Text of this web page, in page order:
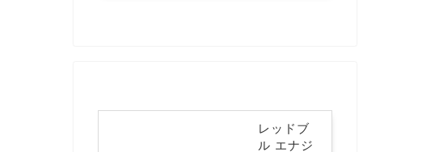
レッドブ
ル エナジ